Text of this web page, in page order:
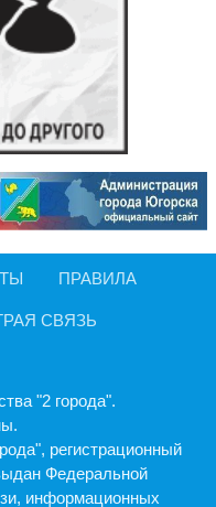
ПРАВИЛА
СВЯЗЬ
"2 города".
регистрационный
Федеральной
информационных